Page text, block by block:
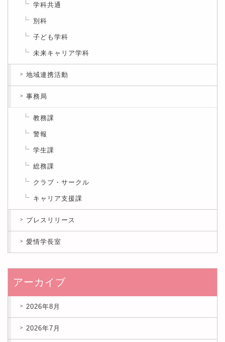
学科共通
別科
子ども学科
未来キャリア学科
地域連携活動
事務局
教務課
警報
学生課
総務課
クラブ・サークル
キャリア支援課
プレスリリース
愛情学長室
アーカイブ
2026年8月
2026年7月